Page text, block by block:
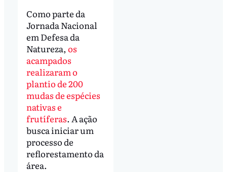
Como parte da
Jornada Nacional
em Defesa da
Natureza, os
acampados
realizaram o
plantio de 200
mudas de espécies
nativas e
frutíferas. A ação
busca iniciar um
processo de
reflorestamento da
área.